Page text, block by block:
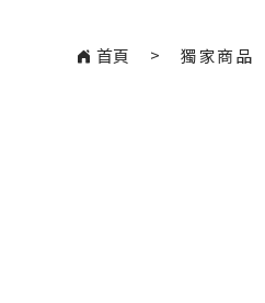
首頁 ​> 獨家商品